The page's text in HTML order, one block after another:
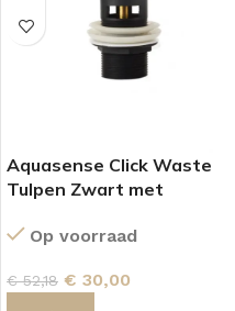
Aquasense Click Waste
Tulpen Zwart met
Op voorraad
€52,18 € 30,00